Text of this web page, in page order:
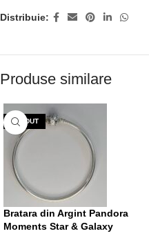
Distribuie:
Produse similare
VÂNDUT
Bratara din Argint Pandora
Moments Star & Galaxy